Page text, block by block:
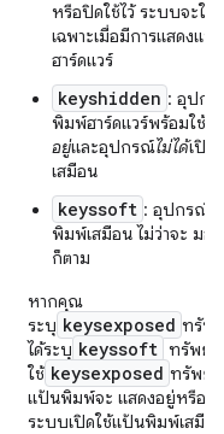
หรือปิดใช้ไว้ ระบบจะใ
เฉพาะเมื่อมีการแสดงแ
ฮาร์ดแวร์
keyshidden : อุปก
พิมพ์ฮาร์ดแวร์พร้อมใช้ง
อยู่และอุปกรณ์ไม่ได้เปิด
เสมือน
keyssoft : อุปกรณ์เ
พิมพ์เสมือน ไม่ว่าจะ มอ
ก็ตาม
หากคุณ
ระบุ keysexposed ทรัพ
ได้ระบุ keyssoft ทรัพยา
ใช้ keysexposed ทรัพยา
แป้นพิมพ์จะ แสดงอยู่หรือไ
ระบบเปิดใช้แป้นพิมพ์เสมือน